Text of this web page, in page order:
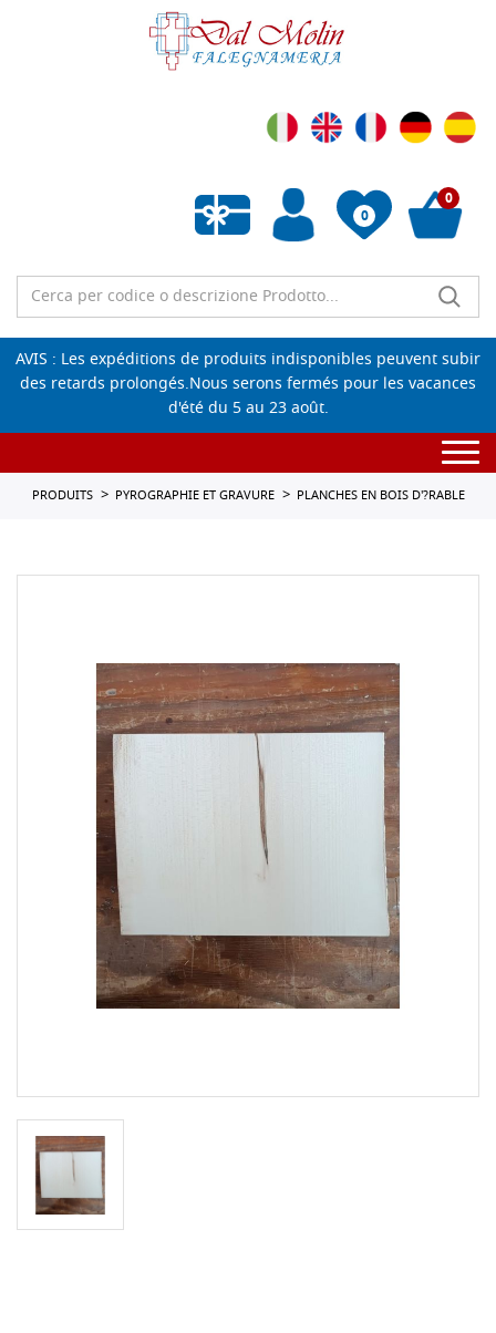
0
Liste de souhaits vide
0
AVIS : Les expéditions de produits indisponibles peuvent subir
des retards prolongés.Nous serons fermés pour les vacances
d'été du 5 au 23 août.
PRODUITS PYROGRAPHIE ET GRAVURE PLANCHES EN BOIS D'?RABLE